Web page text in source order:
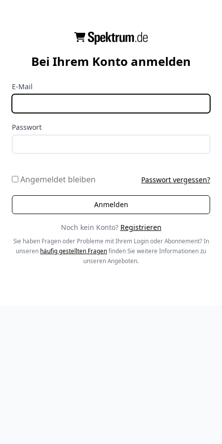
Bei Ihrem Konto anmelden
E-Mail
Passwort
Angemeldet bleiben Passwort vergessen?
Noch kein Konto? Registrieren
Sie haben Fragen oder Probleme mit Ihrem Login oder Abonnement? In
unseren häufig gestellten Fragen finden Sie weitere Informationen zu
unseren Angeboten.